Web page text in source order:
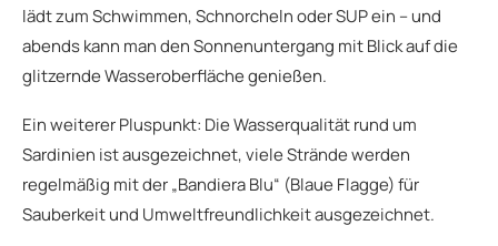
lädt zum Schwimmen, Schnorcheln oder SUP ein – und
abends kann man den Sonnenuntergang mit Blick auf die
glitzernde Wasseroberfläche genießen.
Ein weiterer Pluspunkt: Die Wasserqualität rund um
Sardinien ist ausgezeichnet, viele Strände werden
regelmäßig mit der „Bandiera Blu“ (Blaue Flagge) für
Sauberkeit und Umweltfreundlichkeit ausgezeichnet.